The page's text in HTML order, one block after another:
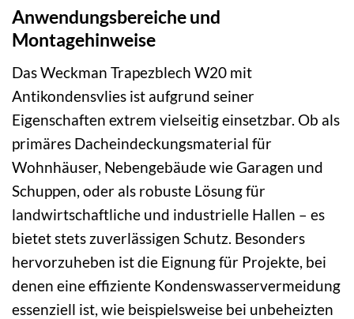
Anwendungsbereiche und
Montagehinweise
Das Weckman Trapezblech W20 mit
Antikondensvlies ist aufgrund seiner
Eigenschaften extrem vielseitig einsetzbar. Ob als
primäres Dacheindeckungsmaterial für
Wohnhäuser, Nebengebäude wie Garagen und
Schuppen, oder als robuste Lösung für
landwirtschaftliche und industrielle Hallen – es
bietet stets zuverlässigen Schutz. Besonders
hervorzuheben ist die Eignung für Projekte, bei
denen eine effiziente Kondenswasservermeidung
essenziell ist, wie beispielsweise bei unbeheizten